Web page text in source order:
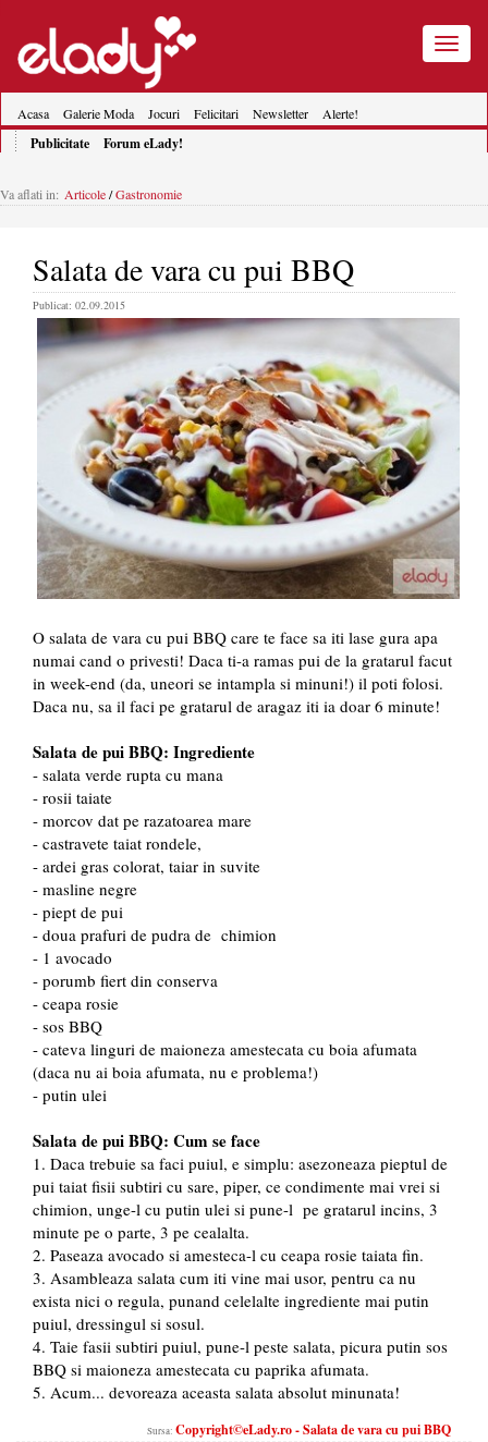
Toggle
Acasa Galerie Moda Jocuri Felicitari Newsletter Alerte!
Publicitate Forum eLady!
Va aflati in: Articole/Gastronomie
Salata de vara cu pui BBQ
Publicat: 02.09.2015
O salata de vara cu pui BBQ care te face sa iti lase gura apa
numai cand o privesti! Daca ti-a ramas pui de la gratarul facut
in week-end (da, uneori se intampla si minuni!) il poti folosi.
Daca nu, sa il faci pe gratarul de aragaz iti ia doar 6 minute!
Salata de pui BBQ: Ingrediente
- salata verde rupta cu mana
- rosii taiate
- morcov dat pe razatoarea mare
- castravete taiat rondele,
- ardei gras colorat, taiar in suvite
- masline negre
- piept de pui
- doua prafuri de pudra de chimion
- 1 avocado
- porumb fiert din conserva
- ceapa rosie
- sos BBQ
- cateva linguri de maioneza amestecata cu boia afumata
(daca nu ai boia afumata, nu e problema!)
- putin ulei
Salata de pui BBQ: Cum se face
1. Daca trebuie sa faci puiul, e simplu: asezoneaza pieptul de
pui taiat fisii subtiri cu sare, piper, ce condimente mai vrei si
chimion, unge-l cu putin ulei si pune-l pe gratarul incins, 3
minute pe o parte, 3 pe cealalta.
2. Paseaza avocado si amesteca-l cu ceapa rosie taiata fin.
3. Asambleaza salata cum iti vine mai usor, pentru ca nu
exista nici o regula, punand celelalte ingrediente mai putin
puiul, dressingul si sosul.
4. Taie fasii subtiri puiul, pune-l peste salata, picura putin sos
BBQ si maioneza amestecata cu paprika afumata.
5. Acum... devoreaza aceasta salata absolut minunata!
Sursa: Copyright©eLady.ro - Salata de vara cu pui BBQ